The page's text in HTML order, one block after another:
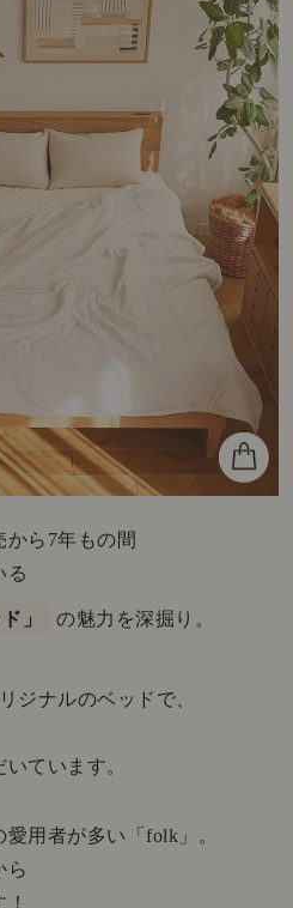
から7年もの間
る
」 の魅力を深掘り。
ジナルのベッドで、
ています。
用者が多い「folk」。
ら